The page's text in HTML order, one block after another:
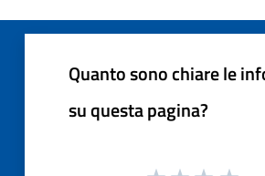
Quanto sono chiare le
su questa pagina?